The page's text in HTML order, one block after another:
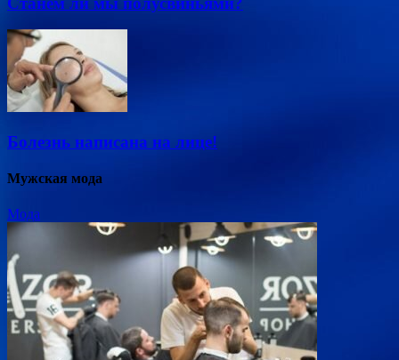
Болезнь написана на лице!
Мужская мода
Мода